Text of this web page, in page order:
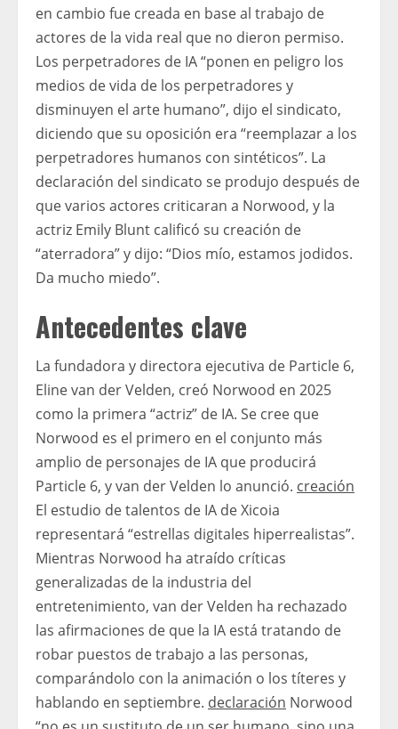
en cambio fue creada en base al trabajo de
actores de la vida real que no dieron permiso.
Los perpetradores de IA “ponen en peligro los
medios de vida de los perpetradores y
disminuyen el arte humano”, dijo el sindicato,
diciendo que su oposición era “reemplazar a los
perpetradores humanos con sintéticos”. La
declaración del sindicato se produjo después de
que varios actores criticaran a Norwood, y la
actriz Emily Blunt calificó su creación de
“aterradora” y dijo: “Dios mío, estamos jodidos.
Da mucho miedo”.
Antecedentes clave
La fundadora y directora ejecutiva de Particle 6,
Eline van der Velden, creó Norwood en 2025
como la primera “actriz” de IA. Se cree que
Norwood es el primero en el conjunto más
amplio de personajes de IA que producirá
Particle 6, y van der Velden lo anunció. creación
El estudio de talentos de IA de Xicoia
representará “estrellas digitales hiperrealistas”.
Mientras Norwood ha atraído críticas
generalizadas de la industria del
entretenimiento, van der Velden ha rechazado
las afirmaciones de que la IA está tratando de
robar puestos de trabajo a las personas,
comparándolo con la animación o los títeres y
hablando en septiembre. declaración Norwood